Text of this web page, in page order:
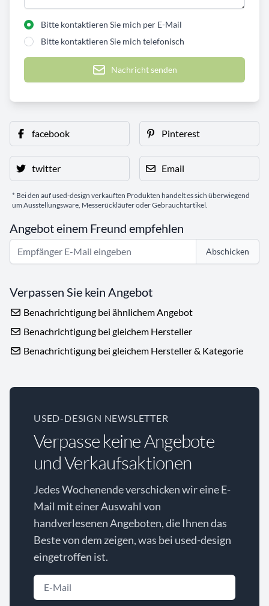
Bitte kontaktieren Sie mich per E-Mail
Bitte kontaktieren Sie mich telefonisch
Nachricht senden
facebook Pinterest
twitter Email
* Bei den auf used-design verkauften Produkten handelt es sich überwiegend
um Ausstellungsware, Messerückläufer oder Gebrauchtartikel.
Angebot einem Freund empfehlen
Abschicken
Verpassen Sie kein Angebot
Benachrichtigung bei ähnlichem Angebot
Benachrichtigung bei gleichem Hersteller
Benachrichtigung bei gleichem Hersteller & Kategorie
USED-DESIGN NEWSLETTER
Verpasse keine Angebote
und Verkaufsaktionen
Jedes Wochenende verschicken wir eine E-
Mail mit einer Auswahl von
handverlesenen Angeboten, die Ihnen das
Beste von dem zeigen, was bei used-design
eingetroffen ist.